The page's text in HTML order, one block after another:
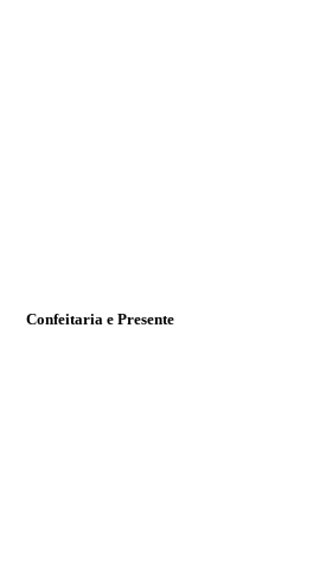
Confeitaria e Presente